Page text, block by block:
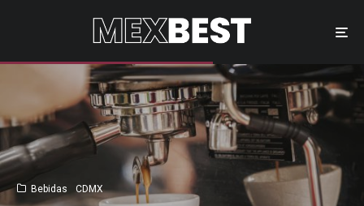
Bebidas CDMX